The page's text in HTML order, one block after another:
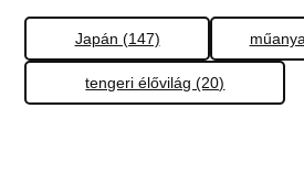
Japán (147)
tengeri élővilág (20)